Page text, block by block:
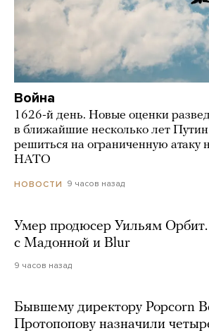
Война
1626-й день. Новые оценки
в ближайшие несколько лет
решиться на ограниченную атаку
НАТО
НОВОСТИ 9 часов назад
Умер продюсер Уильям
с Мадонной и Blur
9 часов назад
Бывшему директору Popcorn
Протопопову назначили